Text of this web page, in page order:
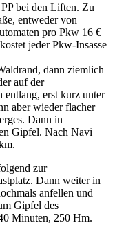
bei den Liften. Zu
entweder von
pro Pkw 16 €
jeder Pkw-Insasse
dann ziemlich
auf der
erst kurz unter
aber wieder flacher
Dann in
Gipfel. Nach Navi
zur
Dann weiter in
anfellen und
Gipfel des
Minuten, 250 Hm.